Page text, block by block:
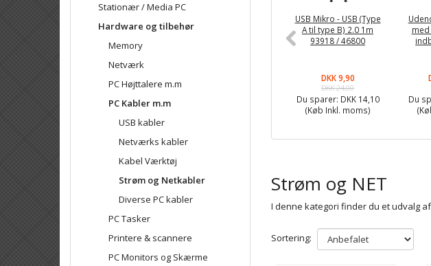
Stationær / Media PC
Hardware og tilbehør
Memory
Netværk
PC Højttalere m.m
PC Kabler m.m
USB kabler
Netværks kabler
Kabel Værktøj
Strøm og Netkabler
Diverse PC kabler
PC Tasker
Printere & scannere
PC Monitors og Skærme
USB Mikro - USB (Type
A til type B) 2.0 1m
93918 / 46800
DKK 9,90
DKK 24,00
Du sparer: DKK 14,10
(Køb Inkl. moms)
Du
Strøm og NET
I denne kategori finder du et udvalg
Sortering: